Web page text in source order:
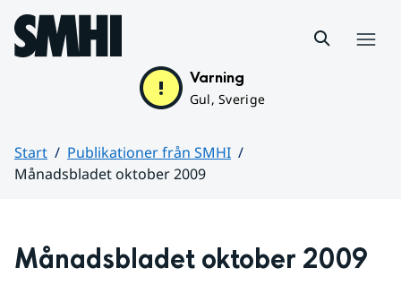
Hoppa till sidans innehåll
Varning
Gul, Sverige
Start
Publikationer från SMHI
Månadsbladet oktober 2009
Månadsbladet oktober 2009